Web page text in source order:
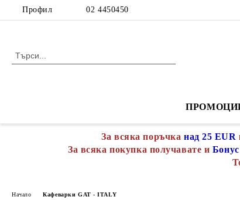
Профил 02 4450450
За всяка поръчка над 25 EUR
За всяка покупка получавате и
Начало Кафеварки GAT - ITALY